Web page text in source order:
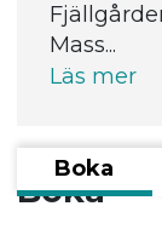
Mass...
Läs mer
Boka
Boka